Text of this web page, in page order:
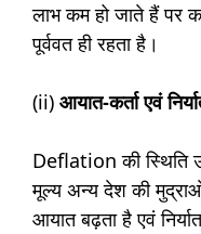
लाभ कम हो जाते हैं पर
पूर्ववत ही रहता है।
(ii) आयात-कर्ता एवं
Deflation की स्थिति
मूल्य अन्य देश की
आयात बढ़ता है एवं